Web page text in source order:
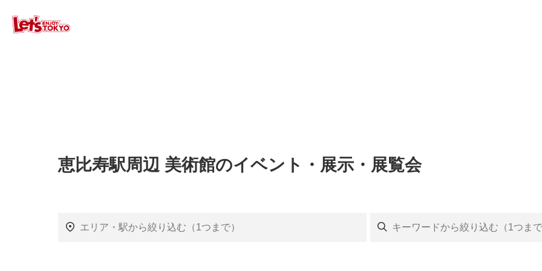
恵比寿駅周辺 美術館のイベント・展示・展覧会